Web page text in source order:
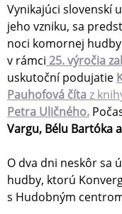
Vynikajúci slovenskí
jeho vzniku, sa
noci komornej
v rámci 25. výročia
uskutoční podujatie
Pauhofová čítaz
Petra Uličného.
Vargu, Bélu Bartóka
O dva dni neskôr sa
hudby, ktorú
s Hudobným